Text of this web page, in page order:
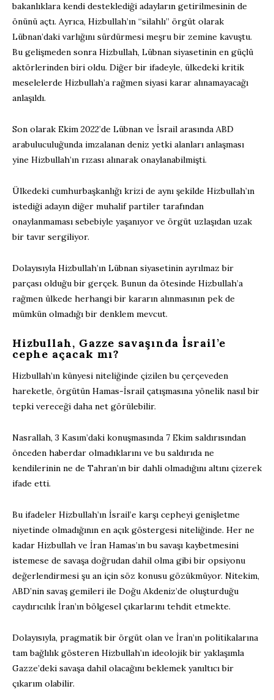
bakanlıklara kendi desteklediği adayların getirilmesinin de
önünü açtı. Ayrıca, Hizbullah’ın “silahlı” örgüt olarak
Lübnan’daki varlığını sürdürmesi meşru bir zemine kavuştu.
Bu gelişmeden sonra Hizbullah, Lübnan siyasetinin en güçlü
aktörlerinden biri oldu. Diğer bir ifadeyle, ülkedeki kritik
meselelerde Hizbullah’a rağmen siyasi karar alınamayacağı
anlaşıldı.
Son olarak Ekim 2022’de Lübnan ve İsrail arasında ABD
arabuluculuğunda imzalanan deniz yetki alanları anlaşması
yine Hizbullah’ın rızası alınarak onaylanabilmişti.
Ülkedeki cumhurbaşkanlığı krizi de aynı şekilde Hizbullah’ın
istediği adayın diğer muhalif partiler tarafından
onaylanmaması sebebiyle yaşanıyor ve örgüt uzlaşıdan uzak
bir tavır sergiliyor.
Dolayısıyla Hizbullah’ın Lübnan siyasetinin ayrılmaz bir
parçası olduğu bir gerçek. Bunun da ötesinde Hizbullah’a
rağmen ülkede herhangi bir kararın alınmasının pek de
mümkün olmadığı bir denklem mevcut.
Hizbullah, Gazze savaşında İsrail’e
cephe açacak mı?
Hizbullah’ın künyesi niteliğinde çizilen bu çerçeveden
hareketle, örgütün Hamas-İsrail çatışmasına yönelik nasıl bir
tepki vereceği daha net görülebilir.
Nasrallah, 3 Kasım’daki konuşmasında 7 Ekim saldırısından
önceden haberdar olmadıklarını ve bu saldırıda ne
kendilerinin ne de Tahran’ın bir dahli olmadığını altını çizerek
ifade etti.
Bu ifadeler Hizbullah’ın İsrail’e karşı cepheyi genişletme
niyetinde olmadığının en açık göstergesi niteliğinde. Her ne
kadar Hizbullah ve İran Hamas’ın bu savaşı kaybetmesini
istemese de savaşa doğrudan dahil olma gibi bir opsiyonu
değerlendirmesi şu an için söz konusu gözükmüyor. Nitekim,
ABD’nin savaş gemileri ile Doğu Akdeniz’de oluşturduğu
caydırıcılık İran’ın bölgesel çıkarlarını tehdit etmekte.
Dolayısıyla, pragmatik bir örgüt olan ve İran’ın politikalarına
tam bağlılık gösteren Hizbullah’ın ideolojik bir yaklaşımla
Gazze’deki savaşa dahil olacağını beklemek yanıltıcı bir
çıkarım olabilir.